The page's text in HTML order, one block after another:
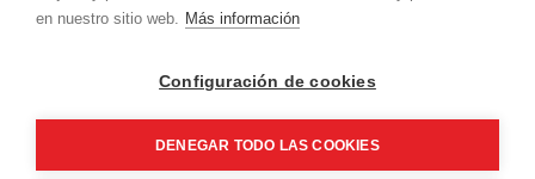
Aviso legal y política de privacidad. Condiciones generales de los cursos
en nuestro sitio web. Más información
Configuración de cookies
DENEGAR TODO LAS COOKIES